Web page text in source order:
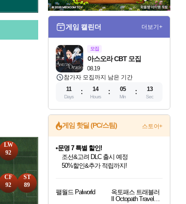
LW
92
CF
92
ST
89
게임 캘린더 더보기+
모집
08.19
아스오라 CBT 모집
참가자 모집까지 남은 기간
11
Days
14
Hours
05
Min
12
Sec
게임 핫딜 (PC/스팀) 스토어+
최대 90% 할인가를 만나보세요!
네이버혜택과 함께 만나보세요!
문명 7 특별 할인!
조선&고려 DLC 출시 예정
50%할인&추가 적립까지!
네이버 포인트 혜택까지!
이니&베니 혜택까지!
네이버 혜택가와 함께 예약하세요!
할인&네이버혜택으로 만나보세요!
네이버페이 혜택과 만나보세요!
40주년 프로모션으로 만나보세요!
할인가에 만나보세요!
일부 에디션 상시 할인!
혜택으로 예약 판매 중
편안하게 충전하세요
팰월드 Palworld
옥토패스 트래블러
II Octopath Traveler I